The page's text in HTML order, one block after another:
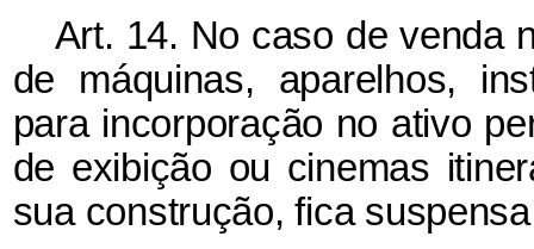
Art. 14. No caso de venda
de máquinas, aparelhos,
para incorporação no ativo
de exibição ou cinemas
sua construção, fica